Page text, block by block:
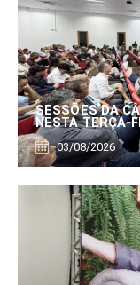
SESSÕES DA
NESTA TERÇA-
03/08/2026